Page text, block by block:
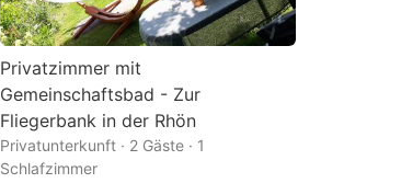
Privatzimmer mit
Gemeinschaftsbad - Zur
Fliegerbank in der Rhön
Privatunterkunft · 2 Gäste · 1
Schlafzimmer